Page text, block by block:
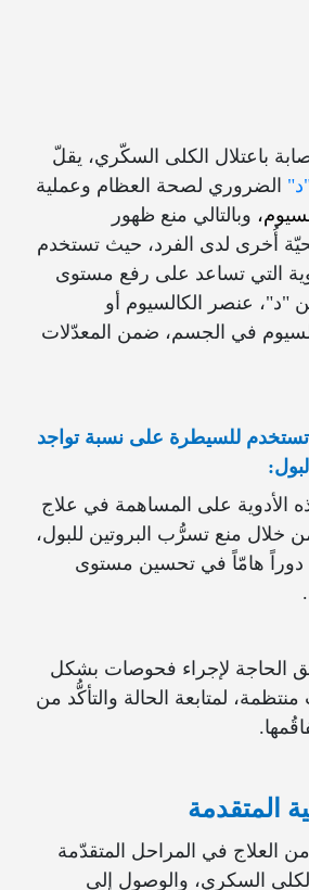
باعتلال الكلى السكّري، يقلّ
الضروري لصحة العظام وعملية
وبالتالي منع ظهور
أُخرى لدى الفرد، حيث تستخدم
التي تساعد على رفع مستوى
"د"، عنصر الكالسيوم أو
في الجسم، ضمن المعدّلات
تستخدم للسيطرة على نسبة تواجد
الأدوية على المساهمة في علاج
خلال منع تسرُّب البروتين للبول،
دوراً هامّاً في تحسين مستوى
الحاجة لإجراء فحوصات بشكل
لمتابعة الحالة والتأكُّد من
المتقدمة
العلاج في المراحل المتقدّمة
السكري، والوصول إلى